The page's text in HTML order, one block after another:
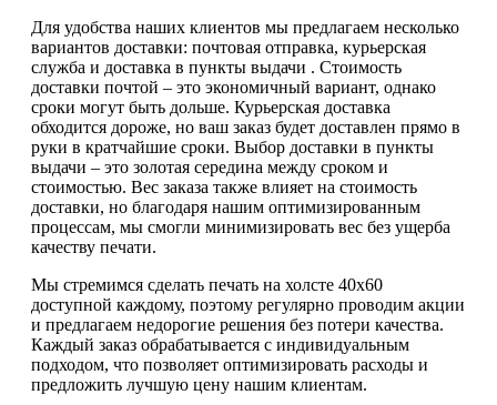
Для удобства наших клиентов мы предлагаем несколько
вариантов доставки: почтовая отправка, курьерская
служба и доставка в пункты выдачи . Стоимость
доставки почтой – это экономичный вариант, однако
сроки могут быть дольше. Курьерская доставка
обходится дороже, но ваш заказ будет доставлен прямо в
руки в кратчайшие сроки. Выбор доставки в пункты
выдачи – это золотая середина между сроком и
стоимостью. Вес заказа также влияет на стоимость
доставки, но благодаря нашим оптимизированным
процессам, мы смогли минимизировать вес без ущерба
качеству печати.
Мы стремимся сделать печать на холсте 40х60
доступной каждому, поэтому регулярно проводим акции
и предлагаем недорогие решения без потери качества.
Каждый заказ обрабатывается с индивидуальным
подходом, что позволяет оптимизировать расходы и
предложить лучшую цену нашим клиентам.